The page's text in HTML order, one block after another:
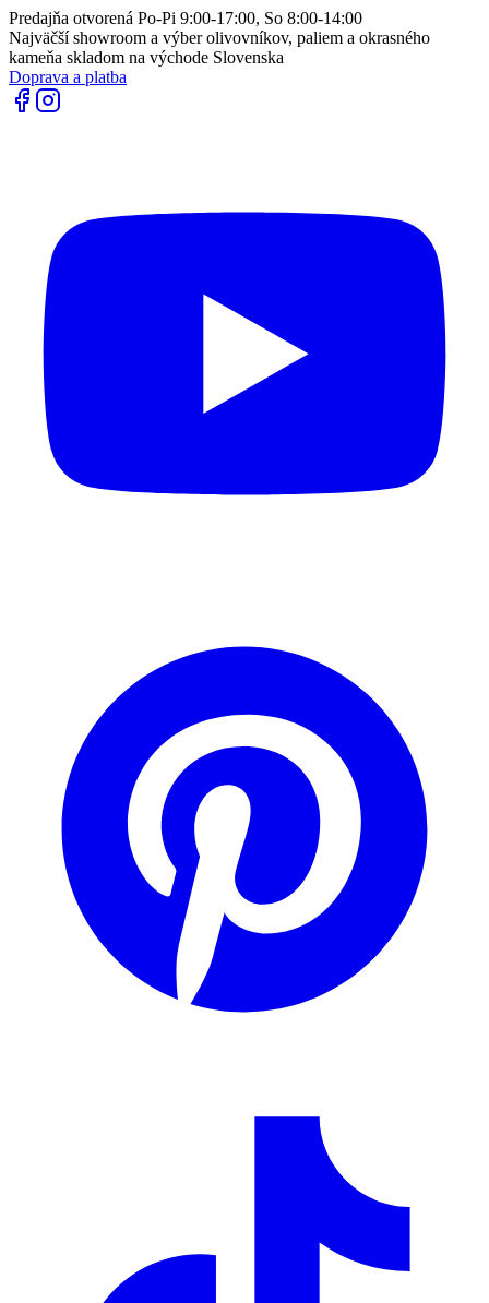
Predajňa otvorená Po-Pi 9:00-17:00, So 8:00-14:00
Najväčší showroom a výber olivovníkov, paliem a okrasného
kameňa skladom na východe Slovenska
Doprava a platba